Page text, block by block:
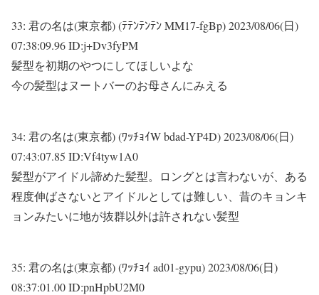
33: 君の名は(東京都) (ﾃﾃﾝﾃﾝﾃﾝ MM17-fgBp)2023/08/06(日)
07:38:09.96 ID:j+Dv3fyPM
髪型を初期のやつにしてほしいよな
今の髪型はヌートバーのお母さんにみえる
34: 君の名は(東京都) (ﾜｯﾁｮｲW bdad-YP4D)2023/08/06(日)
07:43:07.85 ID:Vf4tyw1A0
髪型がアイドル諦めた髪型。ロングとは言わないが、ある
程度伸ばさないとアイドルとしては難しい、昔のキョンキ
ョンみたいに地が抜群以外は許されない髪型
35: 君の名は(東京都) (ﾜｯﾁｮｲ ad01-gypu)2023/08/06(日)
08:37:01.00 ID:pnHpbU2M0